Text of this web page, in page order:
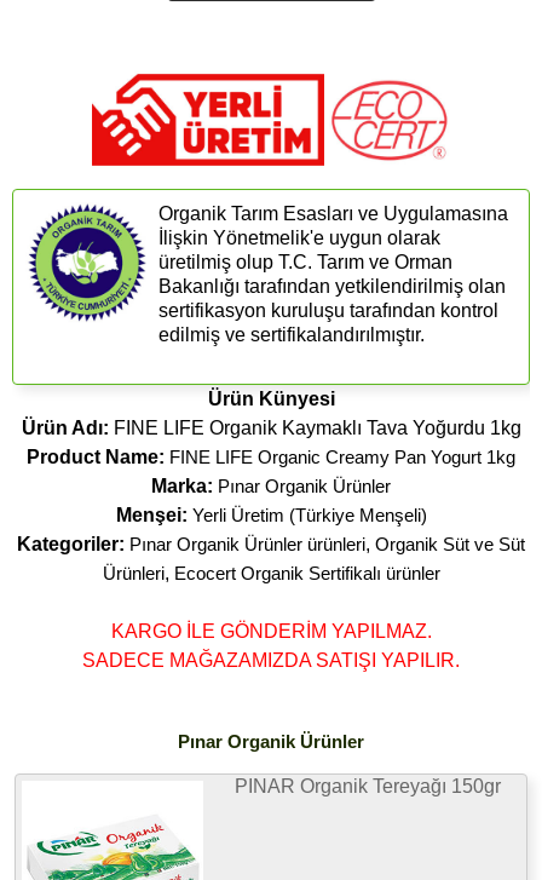
Organik Tarım Esasları ve Uygulamasına
İlişkin Yönetmelik'e uygun olarak
üretilmiş olup T.C. Tarım ve Orman
Bakanlığı tarafından yetkilendirilmiş olan
sertifikasyon kuruluşu tarafından kontrol
edilmiş ve sertifikalandırılmıştır.
Ürün Künyesi
Ürün Adı: FINE LIFE Organik Kaymaklı Tava Yoğurdu 1kg
Product Name: FINE LIFE Organic Creamy Pan Yogurt 1kg
Marka: Pınar Organik Ürünler
Menşei: Yerli Üretim (Türkiye Menşeli)
Kategoriler: Pınar Organik Ürünler ürünleri, Organik Süt ve Süt
Ürünleri, Ecocert Organik Sertifikalı ürünler
KARGO İLE GÖNDERİM YAPILMAZ.
SADECE MAĞAZAMIZDA SATIŞI YAPILIR.
Pınar Organik Ürünler
PINAR Organik Tereyağı 150gr